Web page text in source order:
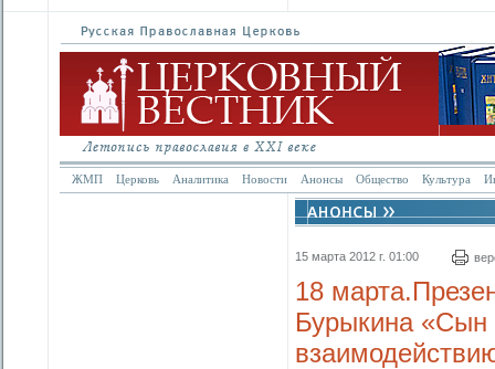
ЖМП Церковь Аналитика Новости Анонсы Общество Культура
15 марта 2012 г. 01:00
18
Бурыкина «Сын